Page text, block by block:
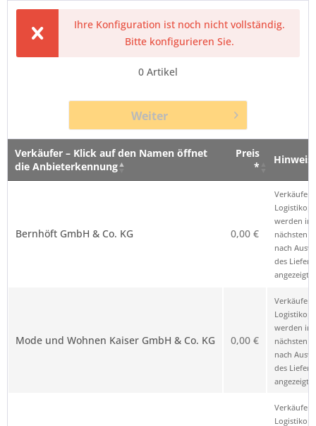
Ihre Konfiguration ist noch nicht vollständig.
Bitte konfigurieren Sie.
0 Artikel
Weiter
Verkäufer – Klick auf den Namen öffnet
die Anbieterkennung
Preis
*
Hinweis
Bernhöft GmbH & Co. KG 0,00 €
Verkäufer
werden im
nächsten
nach
des
angezeigt.
Mode und Wohnen Kaiser GmbH & Co. KG 0,00 €
Verkäufer
werden im
nächsten
nach
des
angezeigt.
Verkäufer